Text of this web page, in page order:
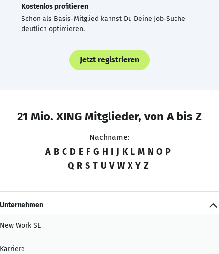
Kostenlos profitieren
Schon als Basis-Mitglied kannst Du Deine Job-Suche
deutlich optimieren.
Jetzt registrieren
21 Mio. XING Mitglieder, von A bis Z
Nachname:
A B C D E F G H I J K L M N O P
Q R S T U V W X Y Z
Unternehmen
New Work SE
Karriere